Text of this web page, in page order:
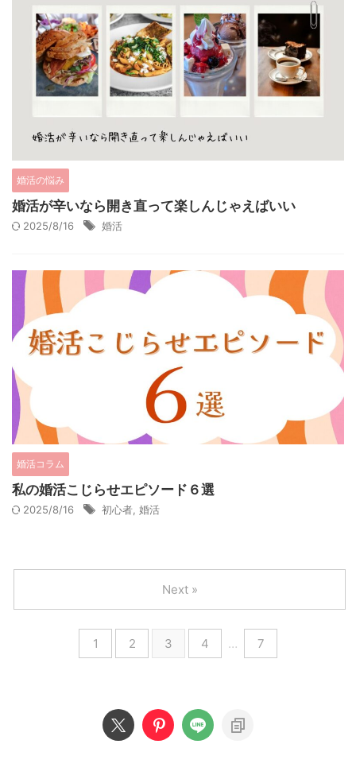
婚活の悩み
婚活が辛いなら開き直って楽しんじゃえばいい
2025/8/16 婚活
婚活コラム
私の婚活こじらせエピソード６選
2025/8/16 初心者, 婚活
1 2 3 4 … 7
Next »